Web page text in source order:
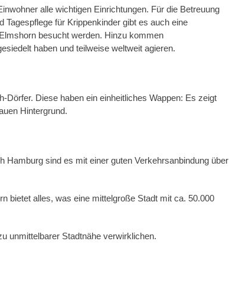
alle wichtigen Einrichtungen. Für die Betreuung
Tagespflege für Krippenkinder gibt es auch eine
besucht werden. Hinzu kommen
haben und teilweise weltweit agieren.
Diese haben ein einheitliches Wappen: Es zeigt
Hintergrund.
Hamburg sind es mit einer guten Verkehrsanbindung über
bietet alles, was eine mittelgroße Stadt mit ca. 50.000
unmittelbarer Stadtnähe verwirklichen.